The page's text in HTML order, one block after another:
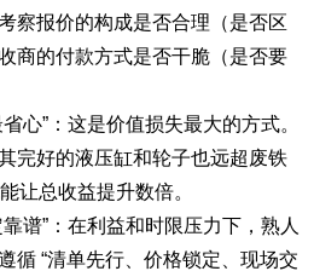
察报价的构成是否合理（是否区
商的付款方式是否干脆（是否要
心”：这是价值损失最大的方式。
完好的液压缸和轮子也远超废铁
让总收益提升数倍。
谱”：在利益和时限压力下，熟人
循 “清单先行、价格锁定、现场交